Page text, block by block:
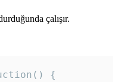
çalışır.
{